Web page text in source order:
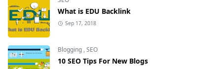
What is EDU Backlink
Sep 17, 2018
Blogging ,SEO
10 SEO Tips For New Blogs